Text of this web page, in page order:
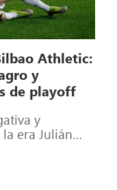
Athletic:
y
de playoff
y
era Julián